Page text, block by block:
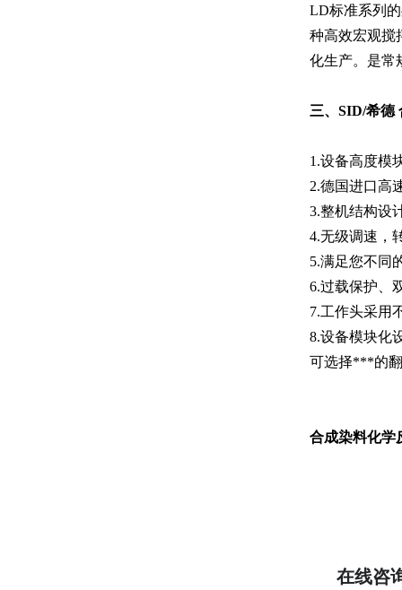
LD标准系列
种高效宏观搅
化生产。是常
三、 SID/希德
1.设备高度模
2.德国进口高
3.整机结构设
4.无级调速，
5.满足您不同
6.过载保护、
7.工作头采用
8.设备模块化
可选择***的
合成染料化学
在线咨